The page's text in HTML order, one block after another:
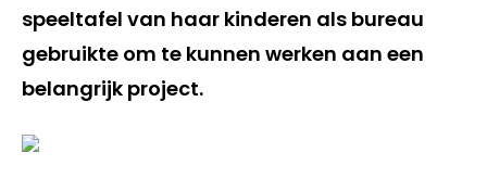
speeltafel van haar kinderen als bureau
gebruikte om te kunnen werken aan een
belangrijk project.